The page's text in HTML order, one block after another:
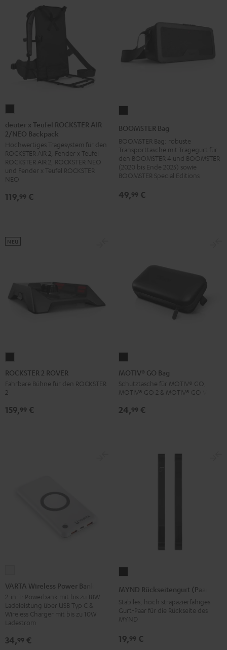
Teufel
ROCKSTER
AIR
2/NEO
Backpack
Schwarz
deuter x Teufel ROCKSTER AIR
2/NEO Backpack
Hochwertiges Tragesystem für den
ROCKSTER AIR 2, Fender x Teufel
ROCKSTER AIR 2, ROCKSTER NEO
und Fender x Teufel ROCKSTER
NEO
119,99 €
BOOMSTER Bag
BOOMSTER Bag: robuste
Transporttasche mit Tragegurt für
den BOOMSTER 4 und BOOMSTER
(2020 bis Ende 2025) sowie
BOOMSTER Special Editions
49,99 €
2
ROVER
ROCKSTER 2 ROVER
Fahrbare Bühne für den ROCKSTER
2
NEU
159,99 €
GO
Bag
Schwarz
MOTIV® GO Bag
Schutztasche für MOTIV® GO,
MOTIV® GO 2 & MOTIV® GO VOICE
24,99 €
Wireless
Power
Bank
Weiß
VARTA Wireless Power Bank
2-in-1: Powerbank mit bis zu 18W
Ladeleistung über USB Typ C &
Wireless Charger mit bis zu 10W
Ladestrom
34,99 €
Rückseitengurt
Schwarz
MYND Rückseitengurt (Paar)
Stabiles, hoch strapazierfähiges
Gurt-Paar für die Rückseite des
MYND
19,99 €